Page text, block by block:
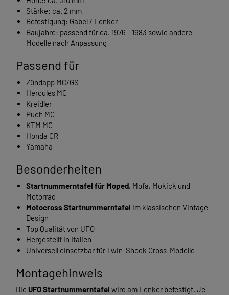
Stärke: ca. 2 mm
Befestigung: Gabel / Lenker
Baujahre: passend für ca. 1976 - 1983 sowie andere
Modelle nach Anpassung
Passend für
Zündapp MC/GS
Hercules MC
Kreidler
Puch MC
KTM MC
Honda CR
Yamaha
Besonderheiten
Startnummerntafel für Moped, Mofa, Mokick und
Motorrad
Motocross Startnummerntafel im klassischen Vintage-
Design
Top Qualität von UFO
Hergestellt in Italien
Universell einsetzbar für Twin-Shock Cross-Modelle
Montagehinweis
Die UFO Startnummerntafel wird am Lenker befestigt. Je